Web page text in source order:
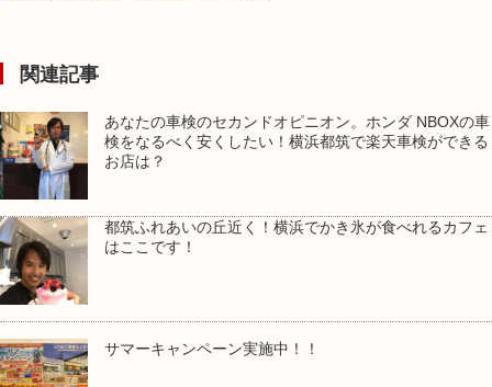
関連記事
あなたの車検のセカンドオピニオン。ホンダ NBOXの車
検をなるべく安くしたい！横浜都筑で楽天車検ができる
お店は？
都筑ふれあいの丘近く！横浜でかき氷が食べれるカフェ
はここです！
サマーキャンペーン実施中！！